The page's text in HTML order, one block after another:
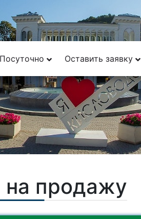
Посуточно Оставить заявку
на продажу